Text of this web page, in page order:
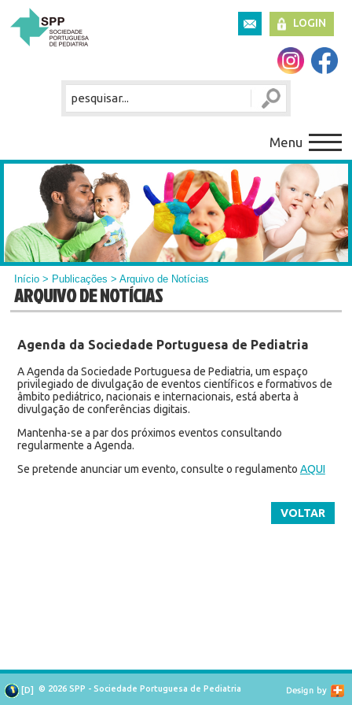
LOGIN
Menu
Início > Publicações > Arquivo de Notícias
ARQUIVO DE NOTÍCIAS
Agenda da Sociedade Portuguesa de Pediatria
A Agenda da Sociedade Portuguesa de Pediatria, um espaço
privilegiado de divulgação de eventos científicos e formativos de
âmbito pediátrico, nacionais e internacionais, está aberta à
divulgação de conferências digitais.
Mantenha-se a par dos próximos eventos consultando
regularmente a Agenda.
Se pretende anunciar um evento, consulte o regulamento AQUI
VOLTAR
[D] © 2026 SPP - Sociedade Portuguesa de Pediatria